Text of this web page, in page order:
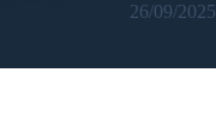
26/09/2025